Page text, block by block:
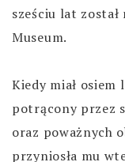
sześciu lat został
Museum.
Kiedy miał osiem
potrącony przez
oraz poważnych
przyniosła mu